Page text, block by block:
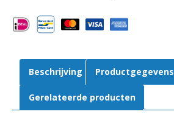
Beschrijving Productgegevens
Gerelateerde producten